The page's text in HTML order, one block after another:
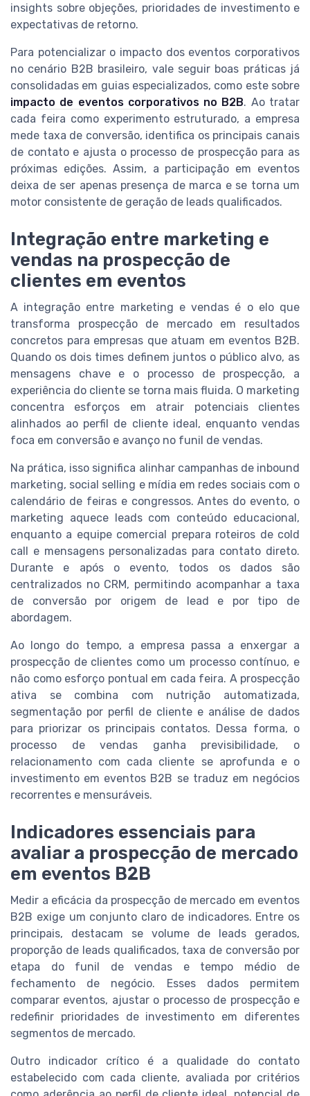
insights sobre objeções, prioridades de investimento e
expectativas de retorno.
Para potencializar o impacto dos eventos corporativos
no cenário B2B brasileiro, vale seguir boas práticas já
consolidadas em guias especializados, como este sobre
impacto de eventos corporativos no B2B. Ao tratar
cada feira como experimento estruturado, a empresa
mede taxa de conversão, identifica os principais canais
de contato e ajusta o processo de prospecção para as
próximas edições. Assim, a participação em eventos
deixa de ser apenas presença de marca e se torna um
motor consistente de geração de leads qualificados.
Integração entre marketing e
vendas na prospecção de
clientes em eventos
A integração entre marketing e vendas é o elo que
transforma prospecção de mercado em resultados
concretos para empresas que atuam em eventos B2B.
Quando os dois times definem juntos o público alvo, as
mensagens chave e o processo de prospecção, a
experiência do cliente se torna mais fluida. O marketing
concentra esforços em atrair potenciais clientes
alinhados ao perfil de cliente ideal, enquanto vendas
foca em conversão e avanço no funil de vendas.
Na prática, isso significa alinhar campanhas de inbound
marketing, social selling e mídia em redes sociais com o
calendário de feiras e congressos. Antes do evento, o
marketing aquece leads com conteúdo educacional,
enquanto a equipe comercial prepara roteiros de cold
call e mensagens personalizadas para contato direto.
Durante e após o evento, todos os dados são
centralizados no CRM, permitindo acompanhar a taxa
de conversão por origem de lead e por tipo de
abordagem.
Ao longo do tempo, a empresa passa a enxergar a
prospecção de clientes como um processo contínuo, e
não como esforço pontual em cada feira. A prospecção
ativa se combina com nutrição automatizada,
segmentação por perfil de cliente e análise de dados
para priorizar os principais contatos. Dessa forma, o
processo de vendas ganha previsibilidade, o
relacionamento com cada cliente se aprofunda e o
investimento em eventos B2B se traduz em negócios
recorrentes e mensuráveis.
Indicadores essenciais para
avaliar a prospecção de mercado
em eventos B2B
Medir a eficácia da prospecção de mercado em eventos
B2B exige um conjunto claro de indicadores. Entre os
principais, destacam se volume de leads gerados,
proporção de leads qualificados, taxa de conversão por
etapa do funil de vendas e tempo médio de
fechamento de negócio. Esses dados permitem
comparar eventos, ajustar o processo de prospecção e
redefinir prioridades de investimento em diferentes
segmentos de mercado.
Outro indicador crítico é a qualidade do contato
estabelecido com cada cliente, avaliada por critérios